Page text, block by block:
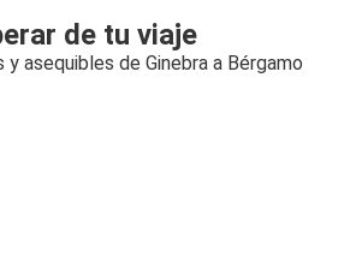
de tu viaje
asequibles de Ginebra a Bérgamo